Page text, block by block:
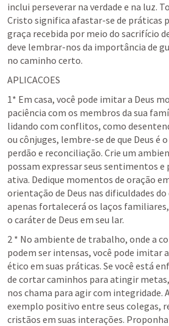
inclui perseverar na verdade e na luz.
Cristo significa afastar-se de práticas
graça recebida por meio do sacrifício
deve lembrar-nos da importância de
no caminho certo.
APLICACOES
1* Em casa, você pode imitar a Deus
paciência com os membros da sua
lidando com conflitos, como
ou cônjuges, lembre-se de que Deus é
perdão e reconciliação. Crie um
possam expressar seus sentimentos e
ativa. Dedique momentos de oração
orientação de Deus nas dificuldades do
apenas fortalecerá os laços
o caráter de Deus em seu lar.
2 * No ambiente de trabalho, onde a
podem ser intensas, você pode imitar
ético em suas práticas. Se você está
de cortar caminhos para atingir
nos chama para agir com integridade.
exemplo positivo entre seus colegas,
cristãos em suas interações.